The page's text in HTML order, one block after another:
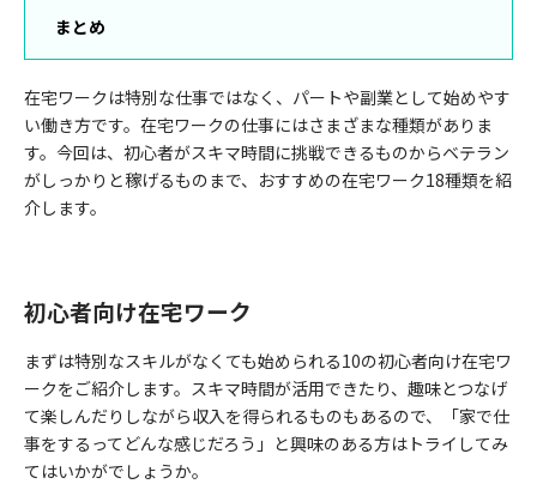
まとめ
在宅ワークは特別な仕事ではなく、パートや副業として始めやす
い働き方です。在宅ワークの仕事にはさまざまな種類がありま
す。今回は、初心者がスキマ時間に挑戦できるものからベテラン
がしっかりと稼げるものまで、おすすめの在宅ワーク18種類を紹
介します。
初心者向け在宅ワーク
まずは特別なスキルがなくても始められる10の初心者向け在宅ワ
ークをご紹介します。スキマ時間が活用できたり、趣味とつなげ
て楽しんだりしながら収入を得られるものもあるので、「家で仕
事をするってどんな感じだろう」と興味のある方はトライしてみ
てはいかがでしょうか。